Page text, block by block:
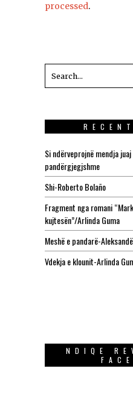
processed.
Si ndërveprojnë mendja
pandërgjegjshme
Shi-Roberto Bolaño
Fragment nga romani
kujtesën”/Arlinda Guma
Meshë e pandarë-
Vdekja e klounit-Arlinda
NDIQE